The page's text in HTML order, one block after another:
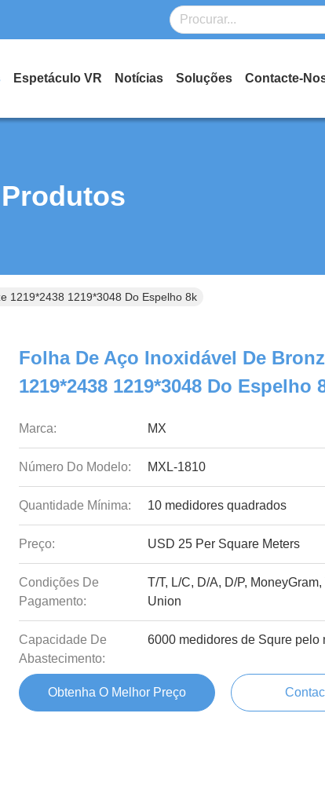
Espetáculo VR Notícias Soluções Contacte-
1219*2438 1219*3048 Do Espelho 8k
Folha De Aço Inoxidável De
1219*2438 1219*3048 Do Espelho
Marca: MX
Número Do Modelo: MXL-1810
Quantidade Mínima: 10 medidores quadrados
Preço: USD 25 Per Square Meters
Condições De
Pagamento:
T/T, L/C, D/A, D/P,
Union
Capacidade De
Abastecimento:
6000 medidores de Squre pelo
Obtenha O Melhor Preço